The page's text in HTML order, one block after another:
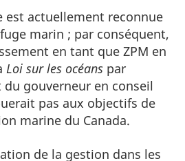
est actuellement reconnue
marin ; par conséquent,
en tant que ZPM en
Loi sur les océanspar
gouverneur en conseil
pas aux objectifs de
marine du Canada.
de la note de bas de page
de la gestion dans les
de la note de bas de page